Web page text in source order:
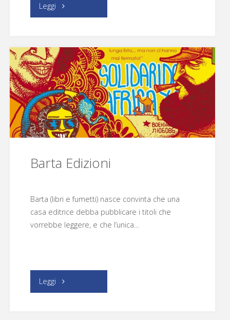
Leggi "Strange
Barta Edizioni
Barta (libri e fumetti) nasce convinta che una
casa editrice debba pubblicare i titoli che
vorrebbe leggere, e che l’unica…
Leggi "Barta